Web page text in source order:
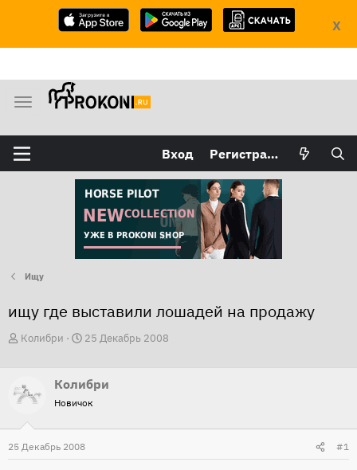
X
М
н
ю
Вход Регистрация
Ищу
ищу где выставили лошадей на продажу
А
о
т
е
Колибри
Д
а
ч
25 Декабрь 2008
Колибри
Новичок
25 Декабрь 2008 #1